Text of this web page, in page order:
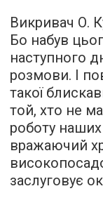
Викривач О.
Бо набув
наступного
розмови. І
такої
той, хто не
роботу
вражаючий
заслуговує